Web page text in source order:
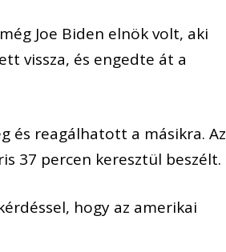
Joe Biden elnök volt, aki
vissza, és engedte át a
és reagálhatott a másikra. Az
37 percen keresztül beszélt.
hogy az amerikai